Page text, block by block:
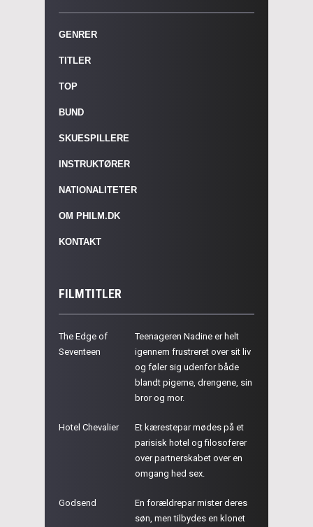
GENRER
TITLER
TOP
BUND
SKUESPILLERE
INSTRUKTØRER
NATIONALITETER
OM PHILM.DK
KONTAKT
FILMTITLER
The Edge of
Seventeen
Teenageren Nadine er helt
igennem frustreret over sit liv
og føler sig udenfor både
blandt pigerne, drengene, sin
bror og mor.
Hotel Chevalier
Et kærestepar mødes på et
parisisk hotel og filosoferer
over partnerskabet over en
omgang hed sex.
Godsend
En forældrepar mister deres
søn, men tilbydes en klonet